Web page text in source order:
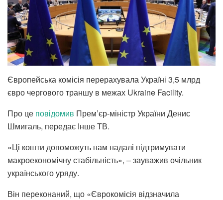
Європейська комісія перерахувала Україні 3,5 млрд
євро чергового траншу в межах Ukraine Facility.
Про це повідомив Прем’єр-міністр України Денис
Шмигаль, передає Інше ТВ.
«Ці кошти допоможуть нам надалі підтримувати
макроекономічну стабільність», – зауважив очільник
українського уряду.
Він переконаний, що «Єврокомісія відзначила